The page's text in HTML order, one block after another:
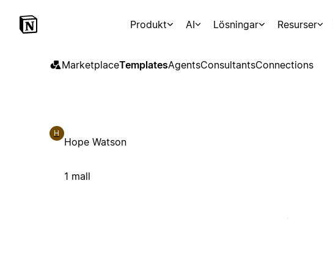
Produkt AI Lösningar Resurser
MarketplaceTemplatesAgentsConsultantsConnections
H
Hope Watson
1 mall